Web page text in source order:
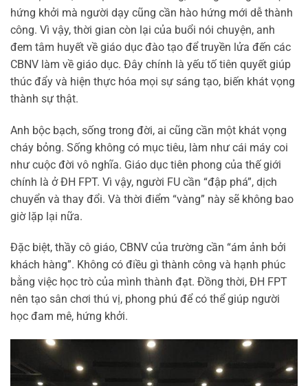
hứng khởi mà người dạy cũng cần hào hứng mới dễ thành
công. Vì vậy, thời gian còn lại của buổi nói chuyện, anh
đem tâm huyết về giáo dục đào tạo để truyền lửa đến các
CBNV làm về giáo dục. Đây chính là yếu tố tiên quyết giúp
thúc đẩy và hiện thực hóa mọi sự sáng tạo, biến khát vọng
thành sự thật.
Anh bộc bạch, sống trong đời, ai cũng cần một khát vọng
cháy bỏng. Sống không có mục tiêu, làm như cái máy coi
như cuộc đời vô nghĩa. Giáo dục tiên phong của thế giới
chính là ở ĐH FPT. Vì vậy, người FU cần “đập phá”, dịch
chuyển và thay đổi. Và thời điểm “vàng” này sẽ không bao
giờ lặp lại nữa.
Đặc biệt, thầy cô giáo, CBNV của trường cần “ám ảnh bởi
khách hàng”. Không có điều gì thành công và hạnh phúc
bằng việc học trò của mình thành đạt. Đồng thời, ĐH FPT
nên tạo sân chơi thú vị, phong phú để có thể giúp người
học đam mê, hứng khởi.